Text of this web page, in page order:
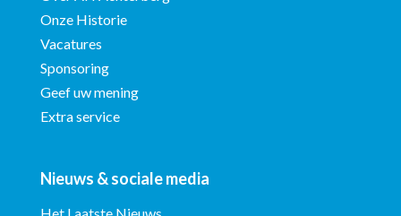
Onze Historie
Vacatures
Sponsoring
Geef uw mening
Extra service
Nieuws & sociale media